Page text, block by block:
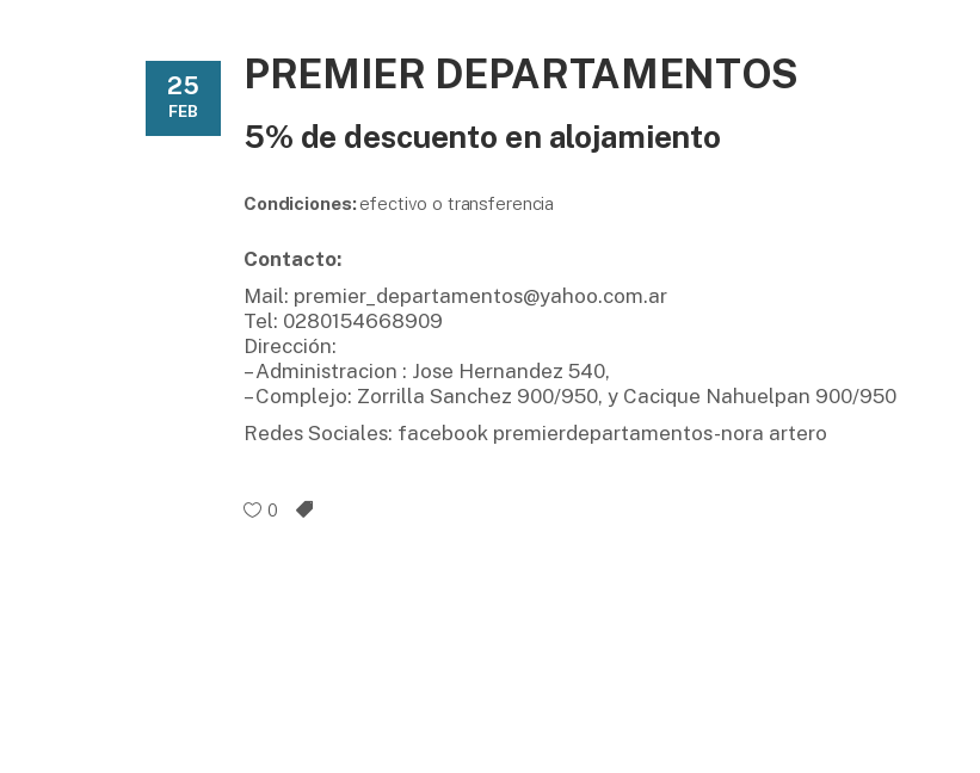
25
FEB
PREMIER DEPARTAMENTOS
5% de descuento en alojamiento
Condiciones:efectivo o transferencia
Contacto:
Mail: premier_departamentos@yahoo.com.ar
Tel: 0280154668909
Dirección:
– Administracion : Jose Hernandez 540,
– Complejo: Zorrilla Sanchez 900/950, y Cacique Nahuelpan 900/950
Redes Sociales: facebook premierdepartamentos-nora artero
0